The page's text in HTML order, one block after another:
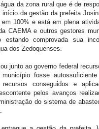
da zona rural que é de
da gestão da prefeita
100% e está em plena
CAEMA e outros gestores
comprovada sua
dos Zedoquenses.
junto ao governo federal
fosse
conseguidos e
pelos avanços
do sistema de